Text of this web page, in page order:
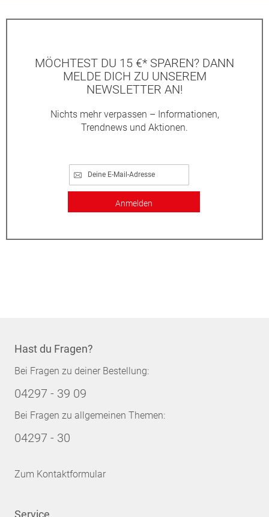
MÖCHTEST DU 15 €* SPAREN? DANN
MELDE DICH ZU UNSEREM
NEWSLETTER AN!
Nichts mehr verpassen – Informationen,
Trendnews und Aktionen.
Anmelden
Hast du Fragen?
Bei Fragen zu deiner Bestellung:
04297 - 39 09
Bei Fragen zu allgemeinen Themen:
04297 - 30
Zum Kontaktformular
Service